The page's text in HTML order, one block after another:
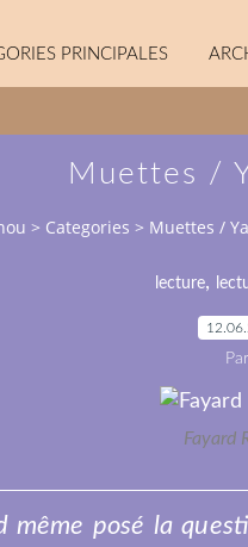
PRINCIPALES
Muettes /
> Categories > Muettes /
lecture,
Fayard
même posé la